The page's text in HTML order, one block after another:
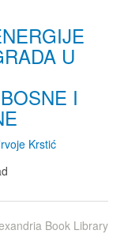
U
I
Krstić
Book Library